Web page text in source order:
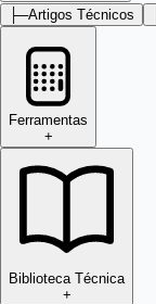
├─Artigos Técnicos
Ferramentas
+
Biblioteca Técnica
+